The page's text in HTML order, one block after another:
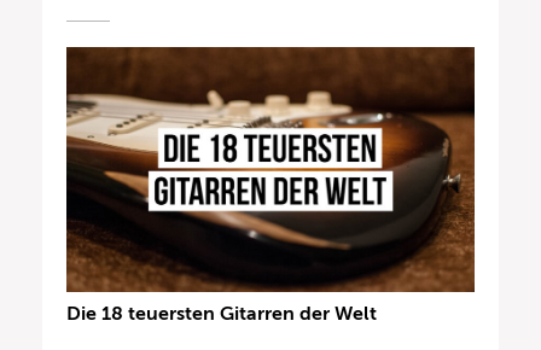
Die 18 teuersten Gitarren der Welt